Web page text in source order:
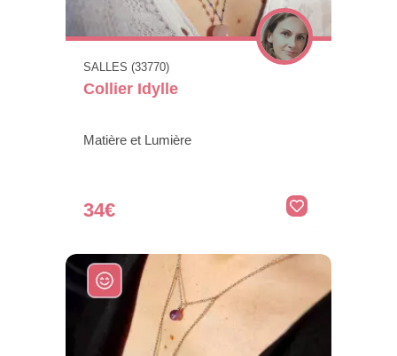
SALLES (33770)
Collier Idylle
Matière et Lumière
34€